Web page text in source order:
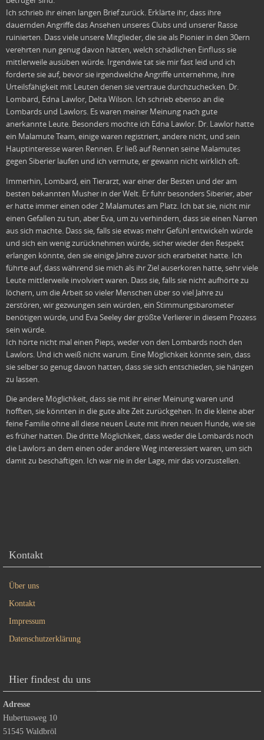
Ich schrieb ihr einen langen Brief zurück. Erklärte ihr, dass ihre
dauernden Angriffe das Ansehen unseres Clubs und unserer Rasse
ruinierten. Dass viele unsere Mitglieder, die sie als Pionier in den 30ern
verehrten nun genug davon hätten, welch schädlichen Einfluss sie
mittlerweile ausüben würde. Irgendwie tat sie mir fast leid und ich
forderte sie auf, bevor sie irgendwelche Angriffe unternehme, ihre
Urteilsfähigkeit mit Leuten denen sie vertraue durchzuchecken. Dr.
Lombard, Edna Lawlor, Delta Wilson. Ich schrieb ebenso an die
Lombards und Lawlors. Es waren meiner Meinung nach gute
anerkannte Leute. Besonders mochte ich Edna Lawlor. Dr. Lawlor hatte
ein Malamute Team, einige waren registriert, andere nicht, und sein
Hauptinteresse waren Rennen. Er ließ auf Rennen seine Malamutes
gegen Siberier laufen und ich vermute, er gewann nicht wirklich oft.
Immerhin, Lombard, ein Tierarzt, war einer der Besten und der am
besten bekannten Musher in der Welt. Er fuhr besonders Siberier, aber
er hatte immer einen oder 2 Malamutes am Platz. Ich bat sie, nicht mir
einen Gefallen zu tun, aber Eva, um zu verhindern, dass sie einen Narren
aus sich machte. Dass sie, falls sie etwas mehr Gefühl entwickeln würde
und sich ein wenig zurücknehmen würde, sicher wieder den Respekt
erlangen könnte, den sie einige Jahre zuvor sich erarbeitet hatte. Ich
führte auf, dass während sie mich als ihr Ziel auserkoren hatte, sehr viele
Leute mittlerweile involviert waren. Dass sie, falls sie nicht aufhörte zu
löchern, um die Arbeit so vieler Menschen über so viel Jahre zu
zerstören, wir gezwungen sein würden, ein Stimmungsbarometer
benötigen würde, und Eva Seeley der größte Verlierer in diesem Prozess
sein würde.
Ich hörte nicht mal einen Pieps, weder von den Lombards noch den
Lawlors. Und ich weiß nicht warum. Eine Möglichkeit könnte sein, dass
sie selber so genug davon hatten, dass sie sich entschieden, sie hängen
zu lassen.
Die andere Möglichkeit, dass sie mit ihr einer Meinung waren und
hofften, sie könnten in die gute alte Zeit zurückgehen. In die kleine aber
feine Familie ohne all diese neuen Leute mit ihren neuen Hunde, wie sie
es früher hatten. Die dritte Möglichkeit, dass weder die Lombards noch
die Lawlors an dem einen oder andere Weg interessiert waren, um sich
damit zu beschäftigen. Ich war nie in der Lage, mir das vorzustellen.
Kontakt
Über uns
Kontakt
Impressum
Datenschutzerklärung
Hier findest du uns
Adresse
Hubertusweg 10
51545 Waldbröl